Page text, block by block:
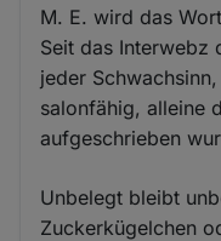
M. E. wird das
Seit das Interwebz
jeder
salonfähig, alleine
aufgeschrieben
Unbelegt bleibt
Zuckerkügelchen